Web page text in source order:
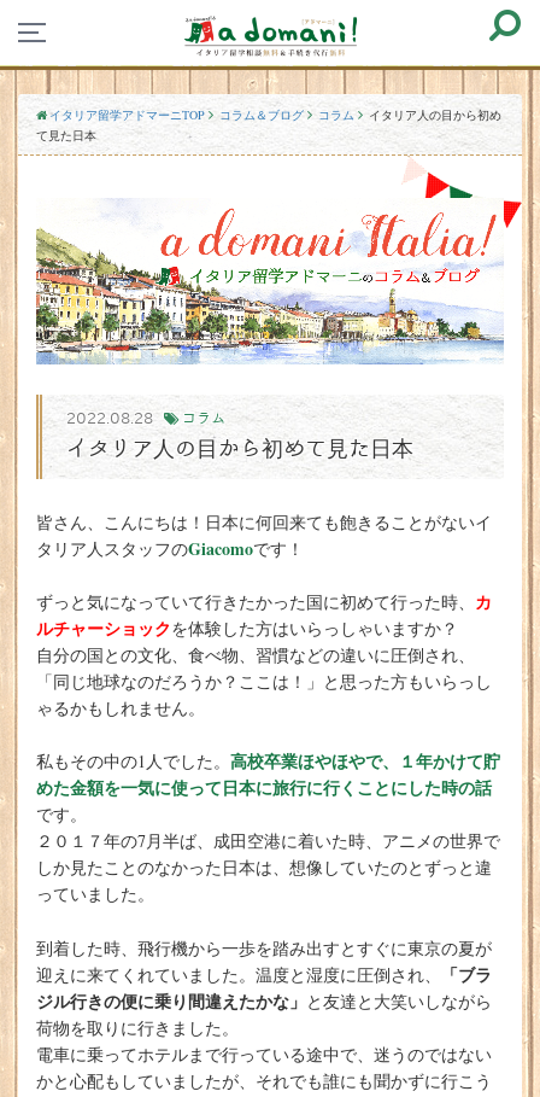
イタリア留学アドマーニTOP コラム＆ブログ コラム
イタリア人の目から初め
て見た日本
2022.08.28 コラム
イタリア人の目から初めて見た日本
皆さん、こんにちは！日本に何回来ても飽きることがないイ
タリア人スタッフのGiacomoです！
ずっと気になっていて行きたかった国に初めて行った時、 カ
ルチャーショックを体験した方はいらっしゃいますか？
自分の国との文化、食べ物、習慣などの違いに圧倒され、
「同じ地球なのだろうか？ここは！」と思った方もいらっし
ゃるかもしれません。
私もその中の1人でした。 高校卒業ほやほやで、１年かけて貯
めた金額を一気に使って日本に旅行に行くことにした時の話
です。
２０１７年の7月半ば、成田空港に着いた時、アニメの世界で
しか見たことのなかった日本は、想像していたのとずっと違
っていました。
到着した時、飛行機から一歩を踏み出すとすぐに東京の夏が
迎えに来てくれていました。温度と湿度に圧倒され、
「ブラ
ジル行きの便に乗り間違えたかな」 と友達と大笑いしながら
荷物を取りに行きました。
電車に乗ってホテルまで行っている途中で、迷うのではない
かと心配もしていましたが、それでも誰にも聞かずに行こう